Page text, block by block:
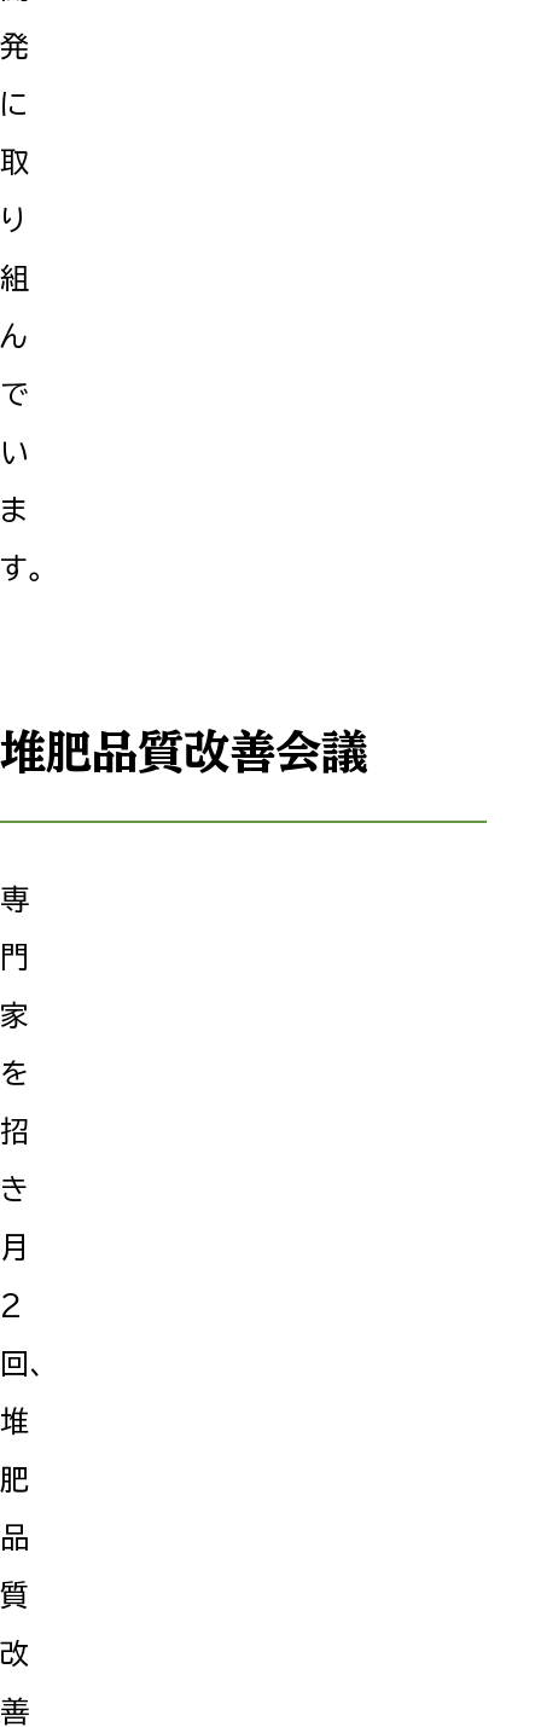
発
に
取
り
組
ん
で
い
ま
す。
堆肥品質改善会議
専
門
家
を
招
き
月
2
回、
堆
肥
品
質
改
善